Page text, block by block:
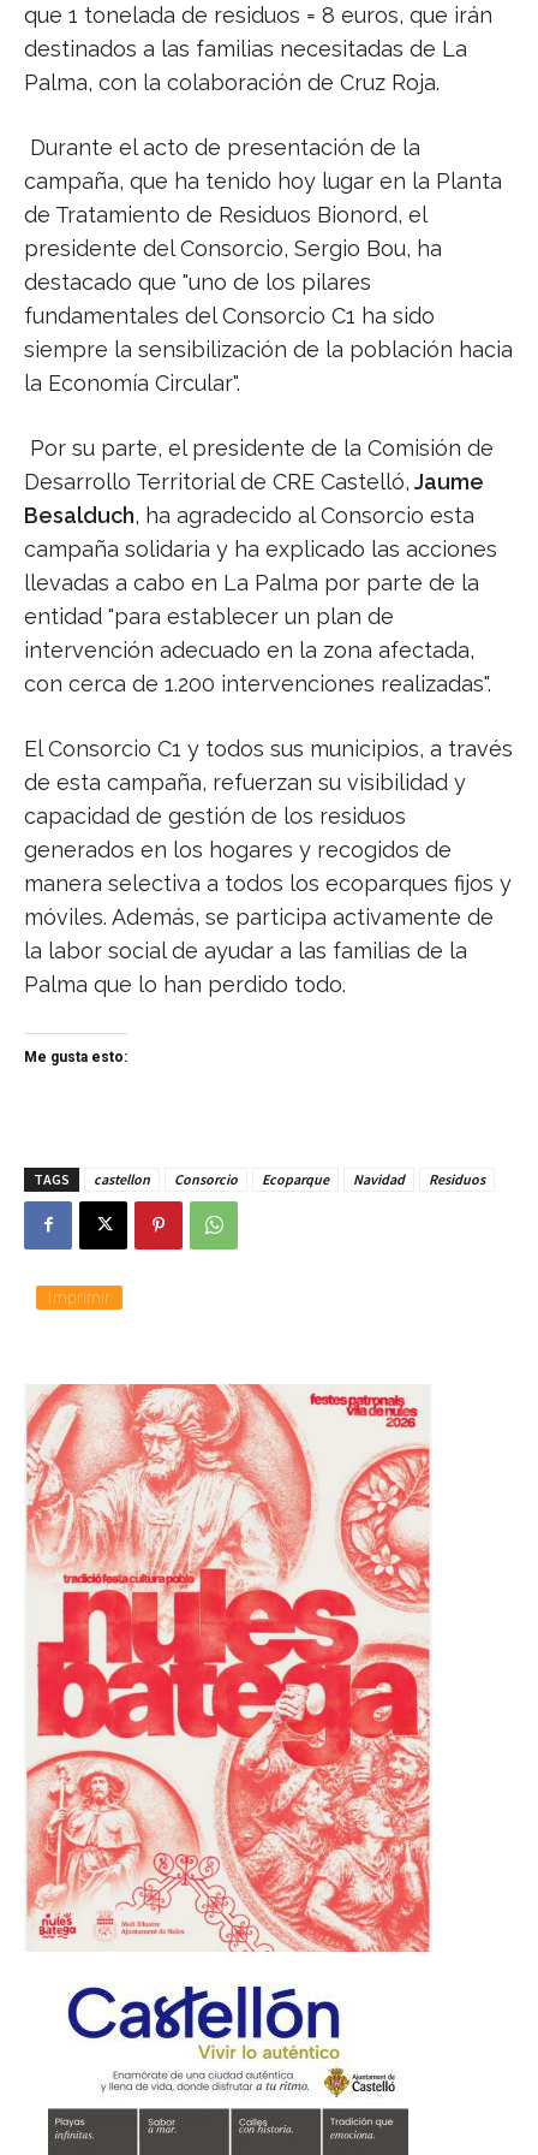
que 1 tonelada de residuos = 8 euros, que irán
destinados a las familias necesitadas de La
Palma, con la colaboración de Cruz Roja.
Durante el acto de presentación de la
campaña, que ha tenido hoy lugar en la Planta
de Tratamiento de Residuos Bionord, el
presidente del Consorcio, Sergio Bou, ha
destacado que "uno de los pilares
fundamentales del Consorcio C1 ha sido
siempre la sensibilización de la población hacia
la Economía Circular".
Por su parte, el presidente de la Comisión de
Desarrollo Territorial de CRE Castelló, Jaume
Besalduch, ha agradecido al Consorcio esta
campaña solidaria y ha explicado las acciones
llevadas a cabo en La Palma por parte de la
entidad "para establecer un plan de
intervención adecuado en la zona afectada,
con cerca de 1.200 intervenciones realizadas".
El Consorcio C1 y todos sus municipios, a través
de esta campaña, refuerzan su visibilidad y
capacidad de gestión de los residuos
generados en los hogares y recogidos de
manera selectiva a todos los ecoparques fijos y
móviles. Además, se participa activamente de
la labor social de ayudar a las familias de la
Palma que lo han perdido todo.
Me gusta esto:
TAGS castellon Consorcio Ecoparque Navidad Residuos
Imprimir